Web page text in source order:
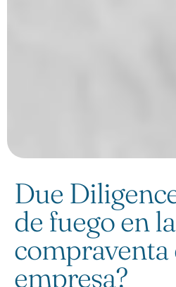
Due
de fuego en la
compraventa
empresa?